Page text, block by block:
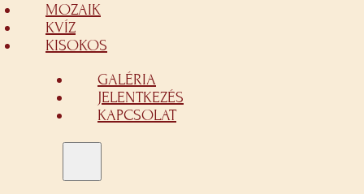
MOZAIK
KVÍZ
KISOKOS
GALÉRIA
JELENTKEZÉS
KAPCSOLAT